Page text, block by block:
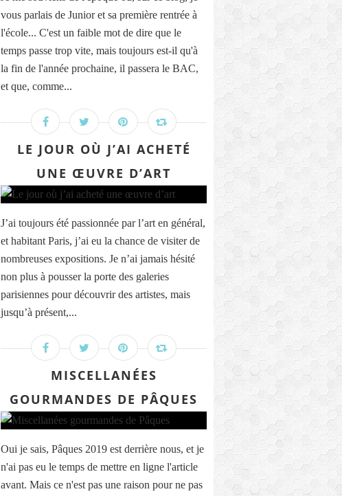
vous parlais de Junior et sa première rentrée à
l'école... C'est un faible mot de dire que le
temps passe trop vite, mais toujours est-il qu'à
la fin de l'année prochaine, il passera le BAC,
et que, comme...
LE JOUR OÙ J’AI ACHETÉ
UNE ŒUVRE D’ART
J’ai toujours été passionnée par l’art en général,
et habitant Paris, j’ai eu la chance de visiter de
nombreuses expositions. Je n’ai jamais hésité
non plus à pousser la porte des galeries
parisiennes pour découvrir des artistes, mais
jusqu’à présent,...
MISCELLANÉES
GOURMANDES DE PÂQUES
Oui je sais, Pâques 2019 est derrière nous, et je
n'ai pas eu le temps de mettre en ligne l'article
avant. Mais ce n'est pas une raison pour ne pas